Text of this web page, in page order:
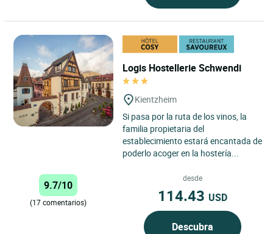
Logis Hostellerie Schwendi
Kientzheim
Si pasa por la ruta de los vinos, la
familia propietaria del
establecimiento estará encantada de
poderlo acoger en la hostería...
9.7/10
(17 comentarios)
desde
114.43 USD
Descubra